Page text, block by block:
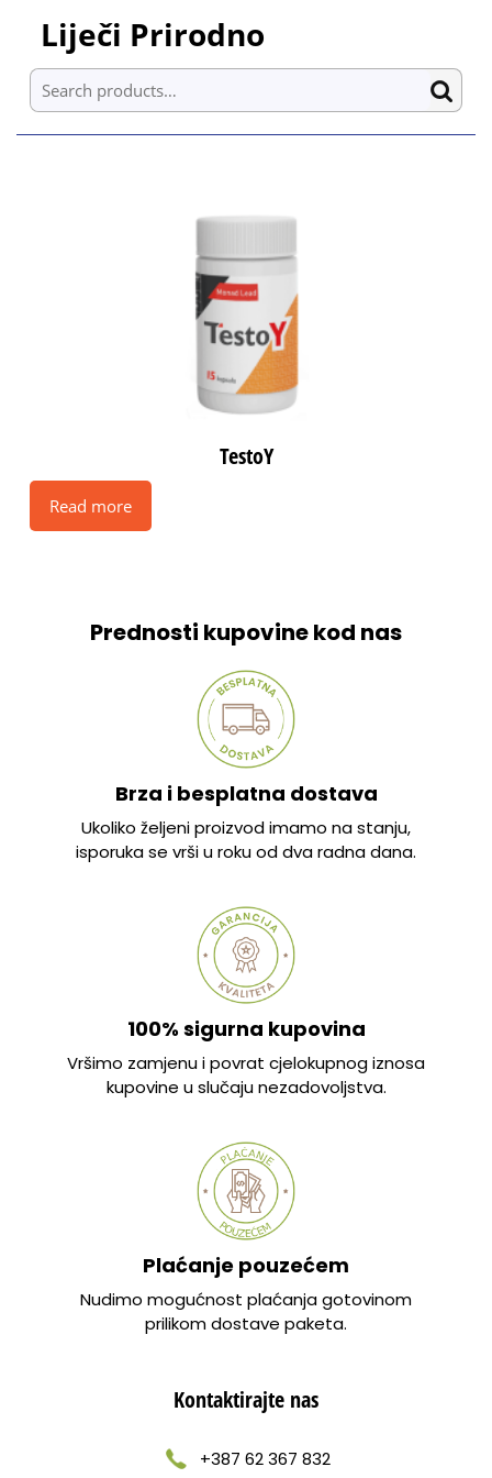
content
Skip
content
Liječi Prirodno
Search for:
TestoY
Read more
Prednosti kupovine kod nas
Brza i besplatna dostava
Ukoliko željeni proizvod imamo na stanju,
isporuka se vrši u roku od dva radna dana.
100% sigurna kupovina
Vršimo zamjenu i povrat cjelokupnog iznosa
kupovine u slučaju nezadovoljstva.
Plaćanje pouzećem
Nudimo mogućnost plaćanja gotovinom
prilikom dostave paketa.
Kontaktirajte nas
+387 62 367 832